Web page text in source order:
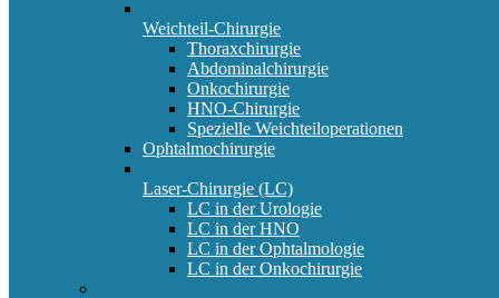
Weichteil-Chirurgie
Thoraxchirurgie
Abdominalchirurgie
Onkochirurgie
HNO-Chirurgie
Spezielle Weichteiloperationen
Ophtalmochirurgie
Laser-Chirurgie (LC)
LC in der Urologie
LC in der HNO
LC in der Ophtalmologie
LC in der Onkochirurgie